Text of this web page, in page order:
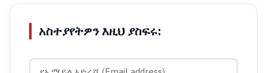
አስተያየትዎን እዚህ ያስፍሩ: